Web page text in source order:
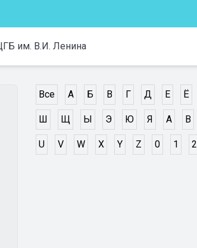
им. В.И. Ленина
Все А Б В Г Д Е Ё
Ш Щ Ы Э Ю Я A B
U V W X Y Z 0 1 2